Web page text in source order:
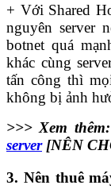
+ Với Shared
nguyên server
botnet quá
khác cùng
tấn công thì
không bị ảnh
>>> Xem
server[NÊN
3. Nên thuê